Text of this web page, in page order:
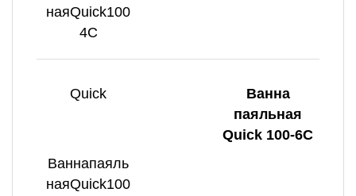
наяQuick100
4C
Quick
Ванна
паяльная
Quick 100-6C
Ваннапаяль
наяQuick100